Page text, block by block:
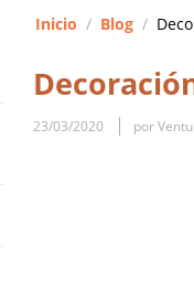
Inicio / Blog /
23/03/2020 por